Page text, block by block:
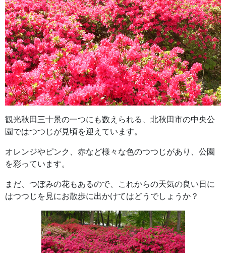
観光秋田三十景の一つにも数えられる、北秋田市の中央公
園ではつつじが見頃を迎えています。
オレンジやピンク、赤など様々な色のつつじがあり、公園
を彩っています。
まだ、つぼみの花もあるので、これからの天気の良い日に
はつつじを見にお散歩に出かけてはどうでしょうか？